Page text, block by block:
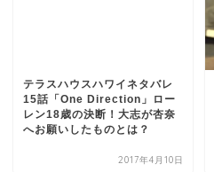
テラスハウスハワイネタバレ
15話「One Direction」ロー
レン18歳の決断！大志が杏奈
へお願いしたものとは？
2017年4月10日